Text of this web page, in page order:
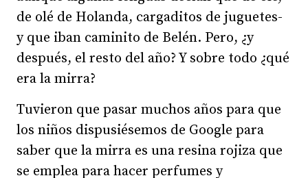
de olé de Holanda, cargaditos de juguetes-
y que iban caminito de Belén. Pero, ¿y
después, el resto del año? Y sobre todo ¿qué
era la mirra?
Tuvieron que pasar muchos años para que
los niños dispusiésemos de Google para
saber que la mirra es una resina rojiza que
se emplea para hacer perfumes y